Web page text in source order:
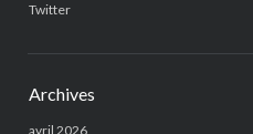
Twitter
Archives
avril 2026